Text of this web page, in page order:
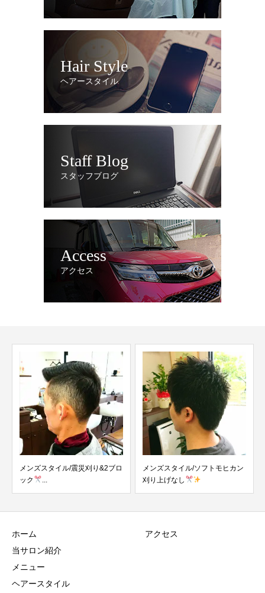
Hair Style
ヘアースタイル
Staff Blog
スタッフブログ
Access
アクセス
メンズスタイル/震災刈り&2ブロ
ック
...
メンズスタイル/ソフトモヒカン
刈り上げなし
ホーム
当サロン紹介
メニュー
ヘアースタイル
アクセス